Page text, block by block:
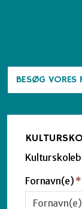
BESØG VORES
Fornavn(e) *